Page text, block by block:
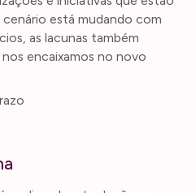
está mudando com
as lacunas também
encaixamos no novo